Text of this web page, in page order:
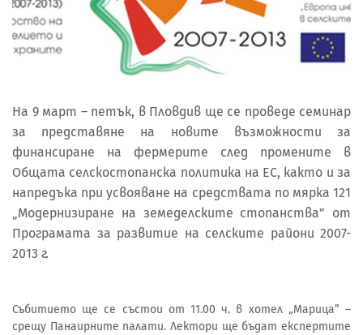
На 9 март – петък, в Пловдив ще се проведе семинар
за представяне на новите възможности за
финансиране на фермерите след промените в
Общата селскостопанска политика на ЕС, както и за
напредъка при усвояване на средствата по мярка 121
„Модернизиране на земеделските стопанства” от
Програмата за развитие на селските райони 2007-
2013 г.
Събитието ще се състои от 11.00 ч. в хотел „Марица” –
срещу Панаирните палати. Лектори ще бъдат експертите